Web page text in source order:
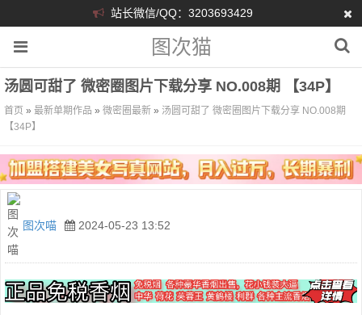
站长微信/QQ：3203693429
图次猫
汤圆可甜了 微密圈图片下载分享 NO.008期 【34P】
首页 » 最新单期作品 » 微密圈最新 » 汤圆可甜了 微密圈图片下载分享 NO.008期
【34P】
图次喵 2024-05-23 13:52